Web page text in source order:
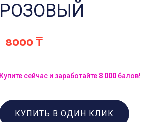
РОЗОВЫЙ
8000₸
Купите сейчас и заработайте 8 000 балов!
КУПИТЬ В ОДИН КЛИК